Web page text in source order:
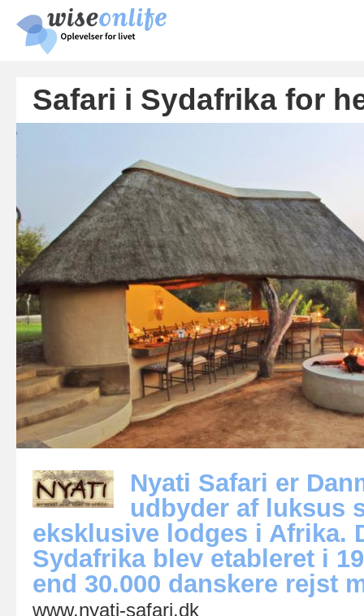
Safari i Sydafrika for
Nyati Safari er
udbyder af luksus
eksklusive lodges i Afrika.
Sydafrika blev etableret i
end 30.000 danskere rejst
www.nyati-safari.dk